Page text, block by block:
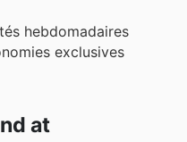
hebdomadaires
exclusives
at